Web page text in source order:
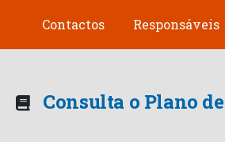
Contactos
Responsáveis
Consulta o Plano